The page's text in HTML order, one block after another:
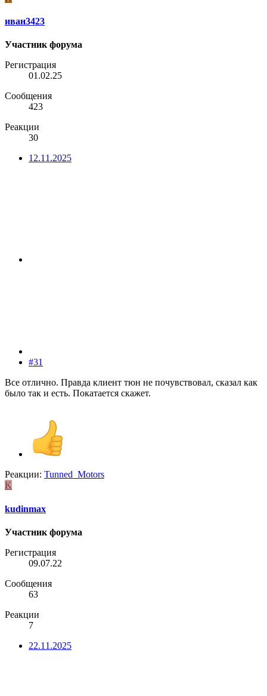
иван3423
Участник форума
Регистрация
01.02.25
Сообщения
423
Реакции
30
12.11.2025
#31
Все отлично. Правда клиент тюн не почувствовал, сказал как
было так и есть. Покатается скажет.
Реакции: Tunned_Motors
K
kudinmax
Участник форума
Регистрация
09.07.22
Сообщения
63
Реакции
7
22.11.2025